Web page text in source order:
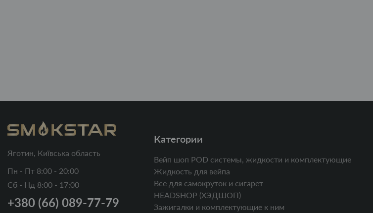
Яготин, Київська область
Пн - Пт 8:00 - 20:00
Сб - Нд 8:00 - 17:00
+380 (66) 089-77-79
Категории
Вейп шоп POD системы, жидкости и комплектующие
Жидкость для вейпа
Все для самокруток и сигарет
HEADSHOP (ХЭДШОП)
Зажигалки и комплектующие к ним